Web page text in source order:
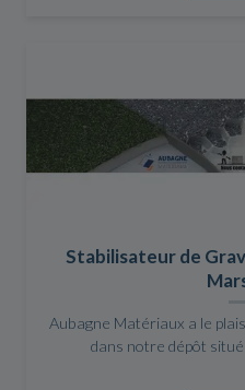
Stabilisateur de
Aubagne Matériaux a le
dans notre dépôt situé